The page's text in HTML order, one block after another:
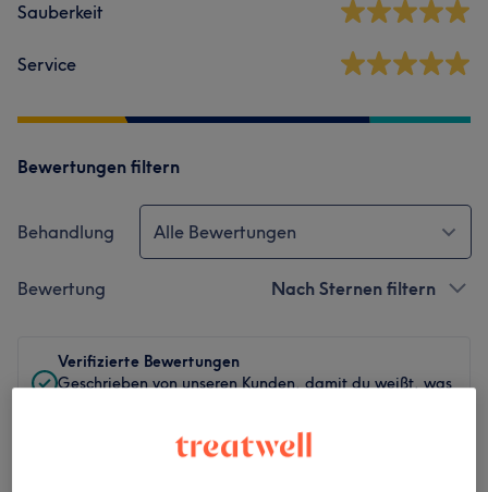
Sauberkeit
Service
Bewertungen filtern
Behandlung Alle Bewertungen
Bewertung Nach Sternen filtern
Verifizierte Bewertungen
Geschrieben von unseren Kunden, damit du weißt, was